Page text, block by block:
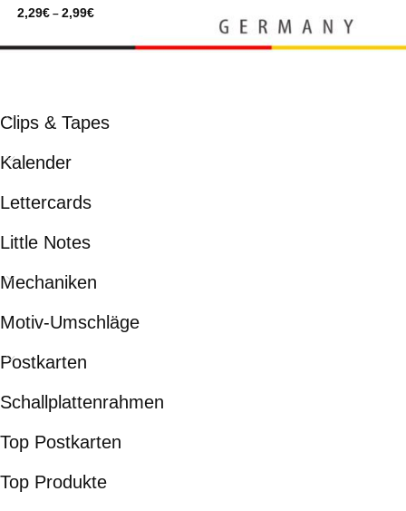
Clips & Tapes
Kalender
Lettercards
Little Notes
Mechaniken
Motiv-Umschläge
Postkarten
Schallplattenrahmen
Top Postkarten
Top Produkte
2,29€ – 2,99€